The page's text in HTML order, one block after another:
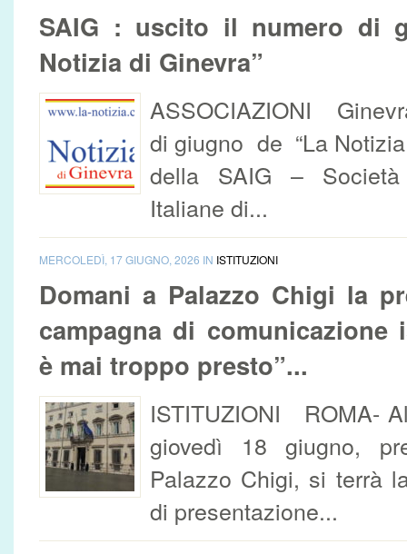
SAIG : uscito il numero di
Notizia di Ginevra”
ASSOCIAZIONI
di giugno de “La
della SAIG –
Italiane di...
MERCOLEDÌ, 17 GIUGNO, 2026 IN ISTITUZIONI
Domani a Palazzo Chigi la
campagna di comunicazione
è mai troppo presto”...
ISTITUZIONI ROMA-
giovedì 18 giugno,
Palazzo Chigi, si terrà
di presentazione...